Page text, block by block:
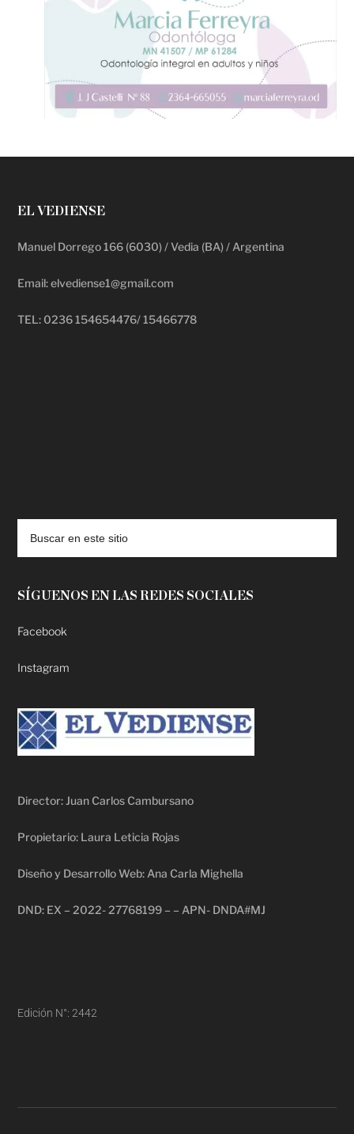
EL VEDIENSE
Manuel Dorrego 166 (6030) / Vedia (BA) / Argentina
Email: elvediense1@gmail.com
TEL: 0236 154654476/ 15466778
SÍGUENOS EN LAS REDES SOCIALES
Facebook
Instagram
Director: Juan Carlos Cambursano
Propietario: Laura Leticia Rojas
Diseño y Desarrollo Web: Ana Carla Mighella
DND: EX – 2022- 27768199 – – APN- DNDA#MJ
Edición N°: 2442